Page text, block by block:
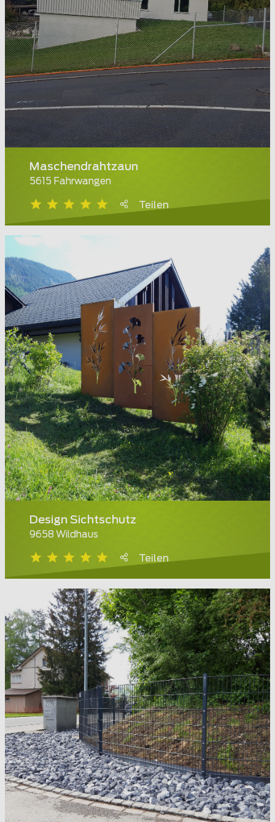
Maschendrahtzaun
5615 Fahrwangen
Teilen
Design Sichtschutz
9658 Wildhaus
Teilen